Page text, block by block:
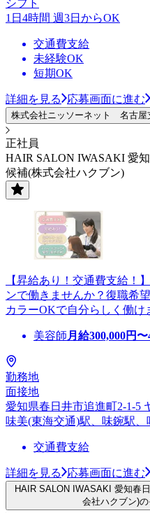
シフト
1日4時間 週3日からOK
交通費支給
未経験OK
短期OK
詳細を見る 応募画面に進む
株式会社ニッソーネット 名古屋
正社員
HAIR SALON IWASAKI 愛
候補(株式会社ハクブン)
【昇給あり！交通費支給
ンで働きませんか？復職希
カラーOKで自分らしく働け
美容師 月給300,000円〜
勤務地
面接地
愛知県春日井市追進町2-1-5
味美(東海交通)駅、味鋺駅
交通費支給
詳細を見る 応募画面に進む
HAIR SALON IWASAKI 愛知春
会社ハクブン)